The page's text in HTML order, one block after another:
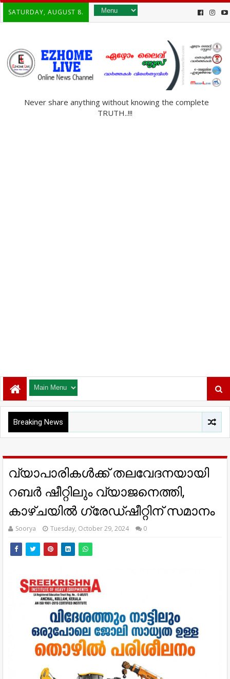
SATURDAY, AUGUST 8.
Never share anything without knowing the complete
TRUTH..!!!
Breaking News
വ്യാപാരികള്‍ക്ക് തലവേദനയായി
റബര്‍ ഷീറ്റിലും വ്യാജനെത്തി,
കാഴ്ചയിൽ ഗ്രേഡ്ഷീറ്റിന് സമാനം
Soorya Tuesday, October 29, 2024 0